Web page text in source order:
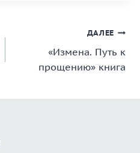
ДАЛЕЕ
«Измена. Путь к
прощению» книга